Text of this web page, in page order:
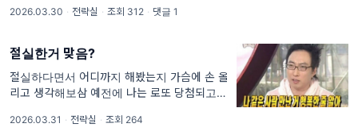
음 1억 사기 당하고 나니까 돈 쓰는게 너무 아
받았음 근데 갑자기 이런 생
2026.03.30 · 전략실 · 조회 312 · 댓글 1
절실한거 맞음?
절실하다면서 어디까지 해봤는지 가슴에 손 올
리고 생각해보삼 예전에 나는 로또 당첨되고 싶
말하는 것만 보면 이미 부자임
2026.03.31 · 전략실 · 조회 264